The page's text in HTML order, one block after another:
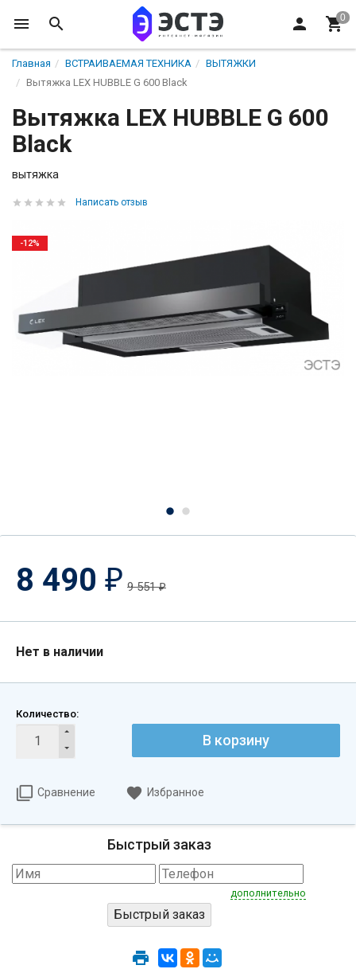
Главная ВСТРАИВАЕМАЯ ТЕХНИКА
ВЫТЯЖКИ
Вытяжка LEX HUBBLE G 600 Black
Вытяжка LEX HUBBLE G 600
Black
вытяжка
Написать отзыв
-12%
8 490 ₽ 9 551₽
Нет в наличии
Количество:
В корзину
Сравнение Избранное
Быстрый заказ
дополнительно